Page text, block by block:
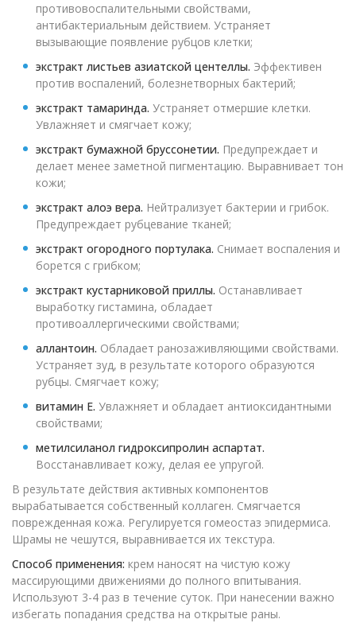
противовоспалительными свойствами,
антибактериальным действием. Устраняет
вызывающие появление рубцов клетки;
экстракт листьев азиатской центеллы. Эффективен
против воспалений, болезнетворных бактерий;
экстракт тамаринда. Устраняет отмершие клетки.
Увлажняет и смягчает кожу;
экстракт бумажной бруссонетии. Предупреждает и
делает менее заметной пигментацию. Выравнивает тон
кожи;
экстракт алоэ вера. Нейтрализует бактерии и грибок.
Предупреждает рубцевание тканей;
экстракт огородного портулака. Снимает воспаления и
борется с грибком;
экстракт кустарниковой приллы. Останавливает
выработку гистамина, обладает
противоаллергическими свойствами;
аллантоин. Обладает ранозаживляющими свойствами.
Устраняет зуд, в результате которого образуются
рубцы. Смягчает кожу;
витамин E. Увлажняет и обладает антиоксидантными
свойствами;
метилсиланол гидроксипролин аспартат.
Восстанавливает кожу, делая ее упругой.
В результате действия активных компонентов
вырабатывается собственный коллаген. Смягчается
поврежденная кожа. Регулируется гомеостаз эпидермиса.
Шрамы не чешутся, выравнивается их текстура.
Способ применения: крем наносят на чистую кожу
массирующими движениями до полного впитывания.
Используют 3-4 раз в течение суток. При нанесении важно
избегать попадания средства на открытые раны.